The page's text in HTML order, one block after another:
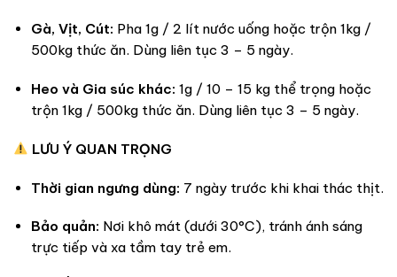
Gà, Vịt, Cút: Pha 1g / 2 lít nước uống hoặc trộn 1kg /
500kg thức ăn. Dùng liên tục 3 – 5 ngày.
Heo và Gia súc khác: 1g / 10 – 15 kg thể trọng hoặc
trộn 1kg / 500kg thức ăn. Dùng liên tục 3 – 5 ngày.
LƯU Ý QUAN TRỌNG
Thời gian ngưng dùng: 7 ngày trước khi khai thác thịt.
Bảo quản: Nơi khô mát (dưới 30°C), tránh ánh sáng
trực tiếp và xa tầm tay trẻ em.